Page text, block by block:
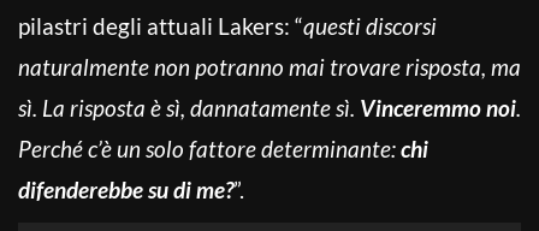
pilastri degli attuali Lakers: “questi discorsi
naturalmente non potranno mai trovare risposta, ma
sì. La risposta è sì, dannatamente sì. Vinceremmo noi.
Perché c’è un solo fattore determinante:chi
difenderebbe su di me?”.